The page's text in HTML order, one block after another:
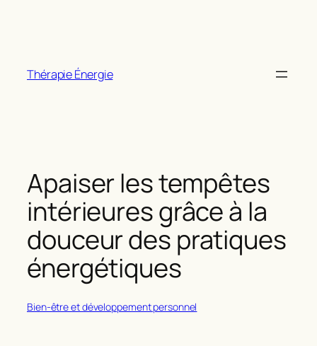
Thérapie Énergie
Apaiser les tempêtes
intérieures grâce à la
douceur des pratiques
énergétiques
Bien-être et développement personnel